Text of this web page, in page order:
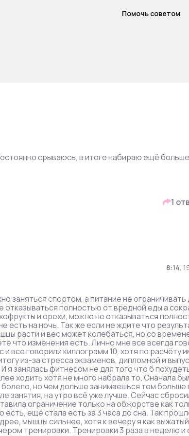
Помочь советом
срываюсь, в итоге набираю ещё
1
8:14,
заняться спортом, а питание не ограничивать
полностью от вредной еды а
и орехи, можно не отказываться
есть на ночь. Так же если не ждите что
расти и вес может колебаться, но со
что изменения есть. Лично мне все всегда
все говорили киллограмм 10, хотя по расчёту
из-за стресса экзаменов, дипломной и
я занялась фитнесом не для того что б
ходить хотя не много набрала то. Сначала
но чем дольше занимаешься тем больше
занятия, на утро всё уже лучше. Сейчас
ограничение только на обжорстве как
ещё стала есть за 3 часа до сна. Так
мышцы сильнее, хотя к вечеру я как
тренировки. Тренировки 3 раза в неделю